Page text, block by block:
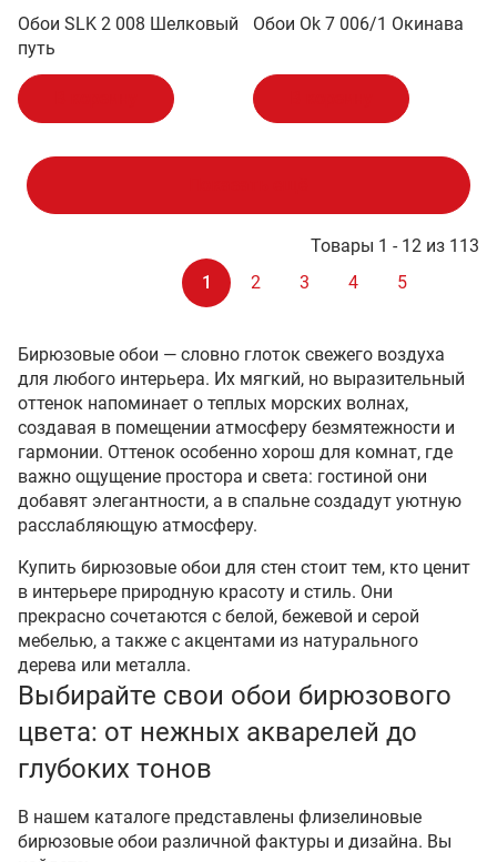
Обои SLK 2 008 Шелковый
путь
Обои Ok 7 006/1 Окинава
Товары 1 - 12 из 113
1
2 3 4 5
Бирюзовые обои — словно глоток свежего воздуха
для любого интерьера. Их мягкий, но выразительный
оттенок напоминает о теплых морских волнах,
создавая в помещении атмосферу безмятежности и
гармонии. Оттенок особенно хорош для комнат, где
важно ощущение простора и света: гостиной они
добавят элегантности, а в спальне создадут уютную
расслабляющую атмосферу.
Купить бирюзовые обои для стен стоит тем, кто ценит
в интерьере природную красоту и стиль. Они
прекрасно сочетаются с белой, бежевой и серой
мебелью, а также с акцентами из натурального
дерева или металла.
Выбирайте свои обои бирюзового
цвета: от нежных акварелей до
глубоких тонов
В нашем каталоге представлены флизелиновые
бирюзовые обои различной фактуры и дизайна. Вы